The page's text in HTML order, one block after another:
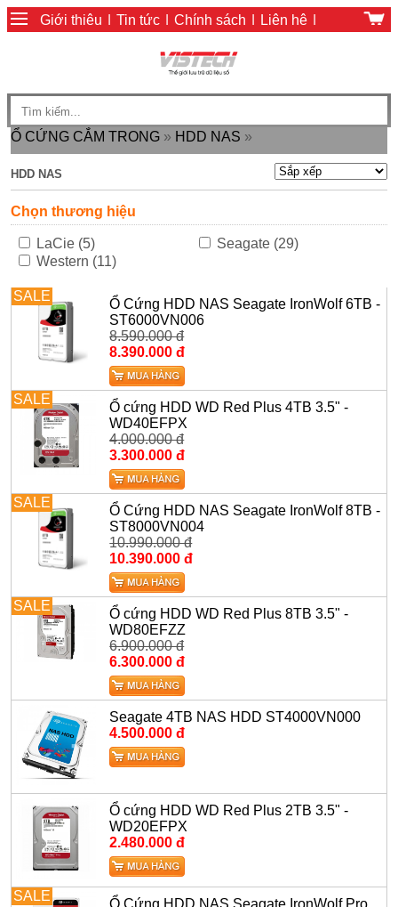
Giới thiệu Tin tức Chính sách Liên hệ
Giỏ hàng|Chính sách thanh toán
Ổ CỨNG CẮM TRONG » HDD NAS »
HDD NAS
Chọn thương hiệu
LaCie (5)
Seagate (29)
Western (11)
SALE
Ổ Cứng HDD NAS Seagate IronWolf 6TB -
ST6000VN006
8.590.000 đ
8.390.000 đ
SALE
Ổ cứng HDD WD Red Plus 4TB 3.5" -
WD40EFPX
4.000.000 đ
3.300.000 đ
SALE
Ổ Cứng HDD NAS Seagate IronWolf 8TB -
ST8000VN004
10.990.000 đ
10.390.000 đ
SALE
Ổ cứng HDD WD Red Plus 8TB 3.5" -
WD80EFZZ
6.900.000 đ
6.300.000 đ
Seagate 4TB NAS HDD ST4000VN000
4.500.000 đ
Ổ cứng HDD WD Red Plus 2TB 3.5" -
WD20EFPX
2.480.000 đ
SALE
Ổ Cứng HDD NAS Seagate IronWolf Pro